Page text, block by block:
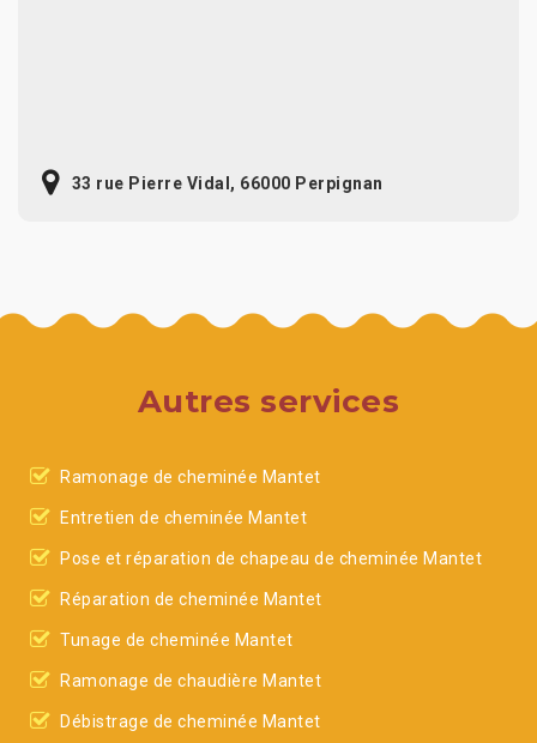
33 rue Pierre Vidal, 66000 Perpignan
Autres services
Ramonage de cheminée Mantet
Entretien de cheminée Mantet
Pose et réparation de chapeau de cheminée Mantet
Réparation de cheminée Mantet
Tunage de cheminée Mantet
Ramonage de chaudière Mantet
Débistrage de cheminée Mantet